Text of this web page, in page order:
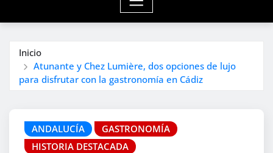
Inicio
Atunante y Chez Lumière, dos opciones de lujo
para disfrutar con la gastronomía en Cádiz
ANDALUCÍA
GASTRONOMÍA
HISTORIA DESTACADA